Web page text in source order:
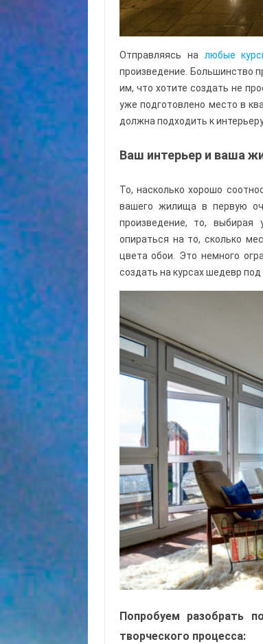
Отправляясь на любые
произведение. Большинство
им, что хотите создать не
уже подготовлено место в
должна подходить к
Ваш интерьер и ваша
То, насколько хорошо
вашего жилища в первую
произведение, то,
опираться на то, сколько
цвета обои. Это немного
создать на курсах шедевр
Попробуем разобрать
творческого процесса: